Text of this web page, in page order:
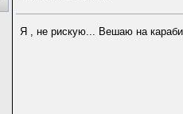
Я , не рискую... Вешаю на